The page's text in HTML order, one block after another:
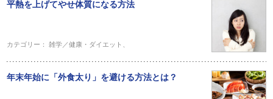
平熱を上げてやせ体質になる方法
カテゴリー：雑学／健康・ダイエット
年末年始に「外食太り」を避ける方法とは？